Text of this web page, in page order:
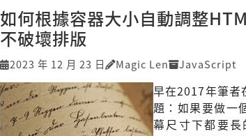
如何根據容器大小自動調整
不破壞排版
2023 年 12 月 23 日 Magic Len JavaScript
早在2017年筆者
題：如果要做一
幕尺寸下都要